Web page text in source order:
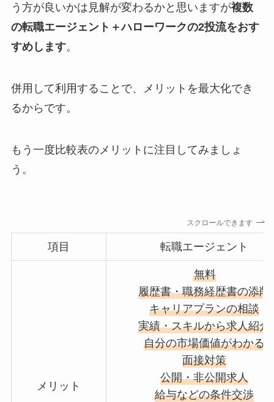
う方が良いかは見解が変わるかと思いますが複数
の転職エージェント＋ハローワークの2投流をおす
すめします。
併用して利用することで、メリットを最大化でき
るからです。
もう一度比較表のメリットに注目してみましょ
う。
スクロールできます
項目 転職エージェント
メリット
無料
履歴書・職務経歴書の添削
キャリアプランの相談
実績・スキルから求人紹介
自分の市場価値がわかる
面接対策
公開・非公開求人
給与などの条件交渉